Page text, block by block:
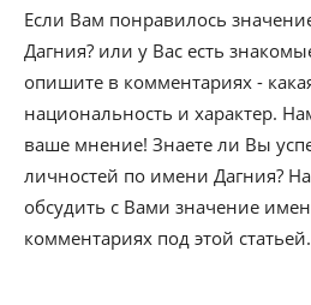
Если Вам понравилось
Дагния? или у Вас есть
опишите в комментариях -
национальность и характер.
ваше мнение! Знаете ли Вы
личностей по имени Дагния?
обсудить с Вами значение
комментариях под этой статьей.